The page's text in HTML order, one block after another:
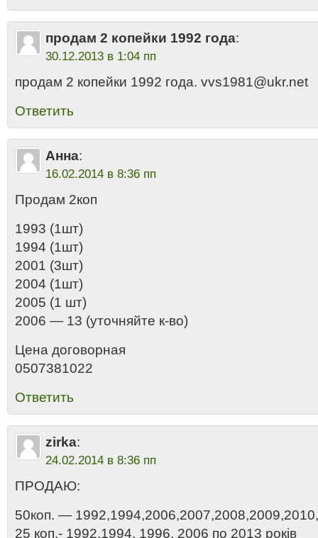
продам 2 копейки 1992 года:
30.12.2013 в 1:04 пп
продам 2 копейки 1992 года. vvs1981@ukr.net
Ответить
Анна:
16.02.2014 в 8:36 пп
Продам 2коп
1993 (1шт)
1994 (1шт)
2001 (3шт)
2004 (1шт)
2005 (1 шт)
2006 — 13 (уточняйте к-во)
Цена договорная
0507381022
Ответить
zirka:
24.02.2014 в 8:36 пп
ПРОДАЮ:
50коп. —
25 коп.- 1992,1994, 1996, 2006 по 2013 років